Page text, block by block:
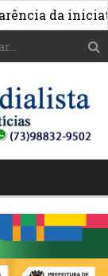
da iniciativa